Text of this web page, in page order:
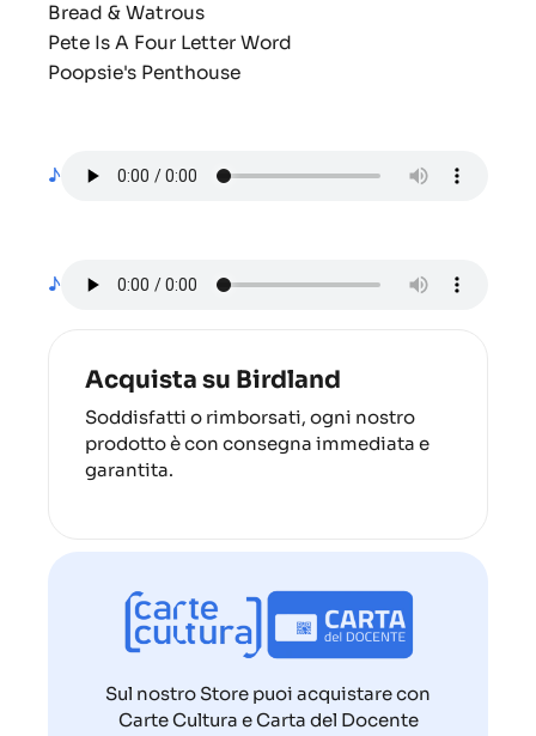
Bread & Watrous
Pete Is A Four Letter Word
Poopsie's Penthouse
♪
♪
Acquista su Birdland
Soddisfatti o rimborsati, ogni nostro
prodotto è con consegna immediata e
garantita.
Sul nostro Store puoi acquistare con
Carte Cultura e Carta del Docente